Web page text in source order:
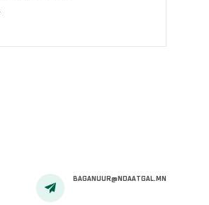
BAGANUUR@NDAATGAL.MN